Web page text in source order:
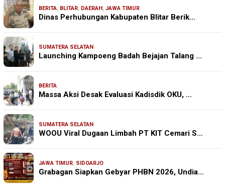
BERITA, BLITAR, DAERAH , JAWA TIMUR
Dinas Perhubungan Kabupaten Blitar Berik…
SUMATERA SELATAN
Launching Kampoeng Badah Bejajan Talang …
BERITA
Massa Aksi Desak Evaluasi Kadisdik OKU, …
SUMATERA SELATAN
WOOU Viral Dugaan Limbah PT KIT Cemari S…
JAWA TIMUR, SIDOARJO
Grabagan Siapkan Gebyar PHBN 2026, Undia…